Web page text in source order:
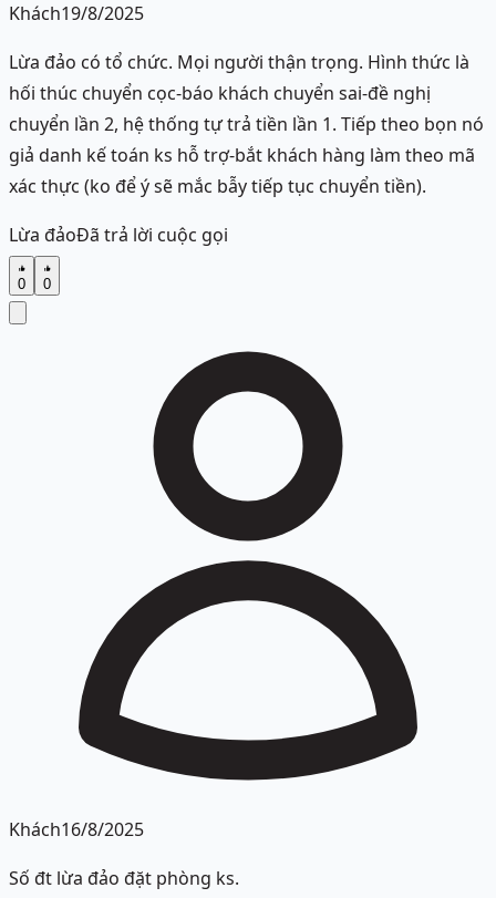
Khách19/8/2025
Lừa đảo có tổ chức. Mọi người thận trọng. Hình thức là
hối thúc chuyển cọc-báo khách chuyển sai-đề nghị
chuyển lần 2, hệ thống tự trả tiền lần 1. Tiếp theo bọn nó
giả danh kế toán ks hỗ trợ-bắt khách hàng làm theo mã
xác thực (ko để ý sẽ mắc bẫy tiếp tục chuyển tiền).
Lừa đảoĐã trả lời cuộc gọi
0 0
Khách16/8/2025
Số đt lừa đảo đặt phòng ks.